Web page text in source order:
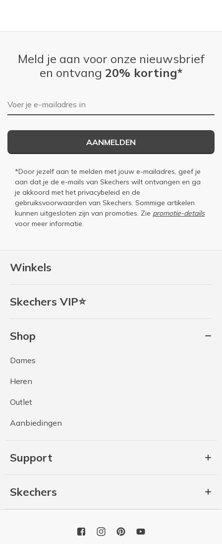
Winkels
Skechers VIP⭐
Shop
Dames
Heren
Outlet
Aanbiedingen
Support
Skechers
Meld je aan voor onze nieuwsbrief
en ontvang 20% korting*
E-mailadres
AANMELDEN
*Door jezelf aan te melden met jouw e-mailadres, geef je
aan dat je de e-mails van Skechers wilt ontvangen en ga
je akkoord met het privacybeleid en de
gebruiksvoorwaarden van Skechers. Sommige artikelen
kunnen uitgesloten zijn van promoties. Zie promotie-details
voor meer informatie.